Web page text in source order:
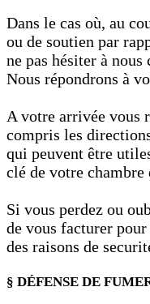
Dans le cas où, au
ou de soutien par
ne pas hésiter à
Nous répondrons à
A votre arrivée vous
compris les
qui peuvent être
clé de votre
Si vous perdez ou
de vous facturer
des raisons de
§ DÉFENSE DE